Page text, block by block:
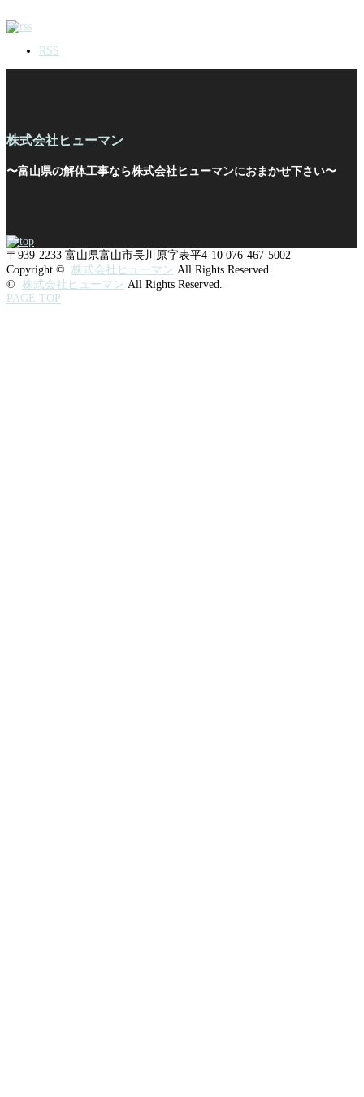
RSS
株式会社ヒューマン
〜富山県の解体工事なら株式会社ヒューマンにおまかせ下さい〜
〒939-2233 富山県富山市長川原字表平4-10 076-467-5002
Copyright © 株式会社ヒューマン All Rights Reserved.
© 株式会社ヒューマン All Rights Reserved.
PAGE TOP